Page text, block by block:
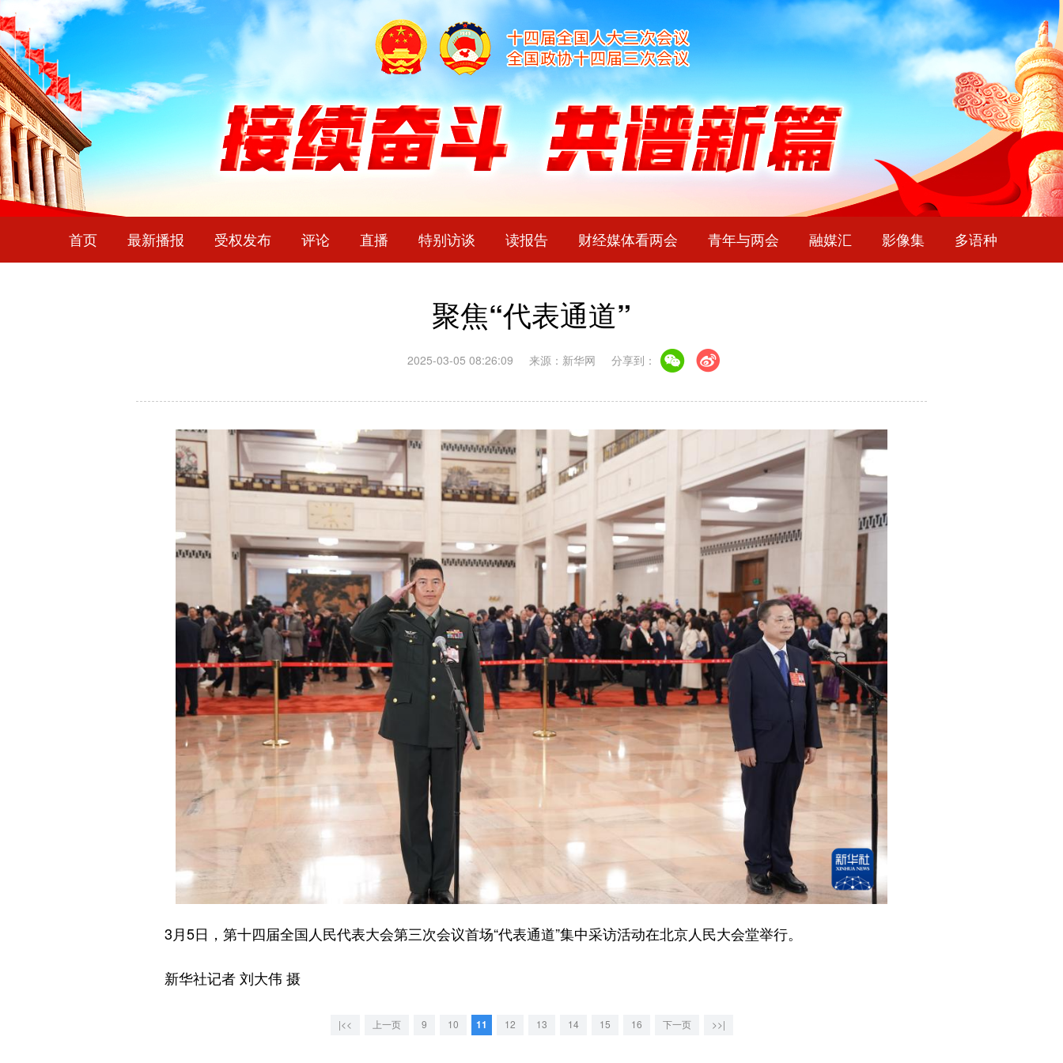
首页 最新播报 受权发布 评论 直播 特别访谈 读报告 财经媒体看两会 青年与两会 融媒汇 影像集 多语种
聚焦“代表通道”
2025-03-05 08:26:09 来源：新华网 分享到：
3月5日，第十四届全国人民代表大会第三次会议首场“代表通道”集中采访活动在北京人民大会堂举行。
新华社记者 刘大伟 摄
|<< 上一页 9 10 11 12 13 14 15 16 下一页 >>|